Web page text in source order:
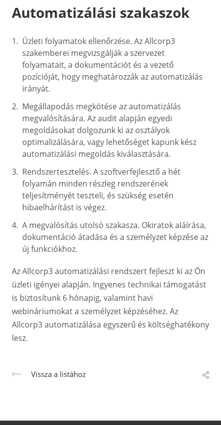
Automatizálási szakaszok
Üzleti folyamatok ellenőrzése. Az Allcorp3
szakemberei megvizsgálják a szervezet
folyamatait, a dokumentációt és a vezető
pozícióját, hogy meghatározzák az automatizálás
irányát.
Megállapodás megkötése az automatizálás
megvalósítására. Az audit alapján egyedi
megoldásokat dolgozunk ki az osztályok
optimalizálására, vagy lehetőséget kapunk kész
automatizálási megoldás kiválasztására.
Rendszertesztelés. A szoftverfejlesztő a hét
folyamán minden részleg rendszerének
teljesítményét teszteli, és szükség esetén
hibaelhárítást is végez.
A megvalósítás utolsó szakasza. Okiratok aláírása,
dokumentáció átadása és a személyzet képzése az
új funkciókhoz.
Az Allcorp3 automatizálási rendszert fejleszt ki az Ön
üzleti igényei alapján. Ingyenes technikai támogatást
is biztosítunk 6 hónapig, valamint havi
webináriumokat a személyzet képzéséhez. Az
Allcorp3 automatizálása egyszerű és költséghatékony
lesz.
Vissza a listához